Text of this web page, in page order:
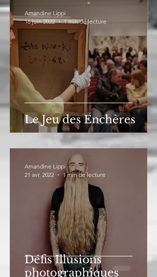
Le Jeu des Enchères
Amandine Lippi
16 juin 2022
1 min de lecture
Défis Illusions
photographiques
Amandine Lippi
21 avr. 2022
1 min de lecture